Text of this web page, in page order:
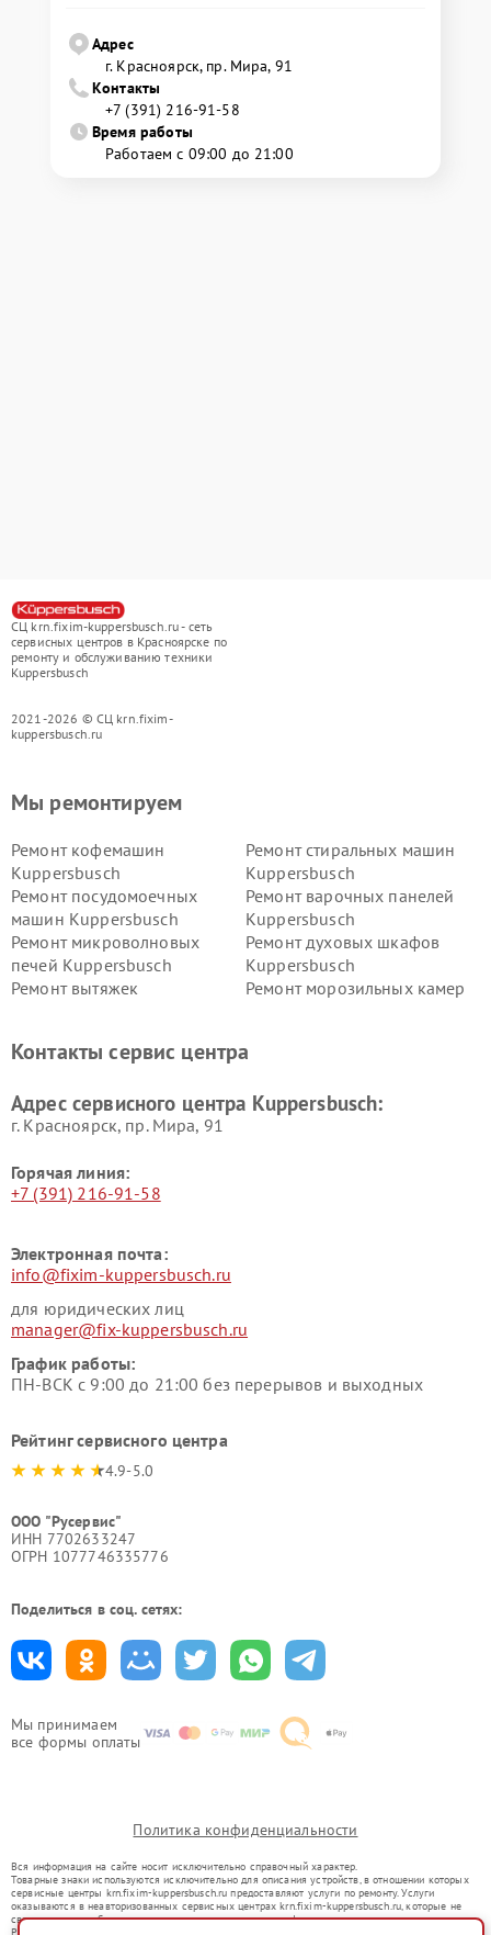
Адрес
г. Красноярск, ​пр. Мира, 91
Контакты
+7 (391) 216-91-58
Время работы
Работаем с 09:00 до 21:00
СЦ krn.fixim-kuppersbusch.ru - сеть
сервисных центров в Красноярске по
ремонту и обслуживанию техники
Kuppersbusch
2021-2026 © СЦ krn.fixim-
kuppersbusch.ru
Мы принимаем
все формы оплаты
Мы ремонтируем
Ремонт кофемашин
Kuppersbusch
Ремонт стиральных машин
Kuppersbusch
Ремонт посудомоечных
машин Kuppersbusch
Ремонт варочных панелей
Kuppersbusch
Ремонт микроволновых
печей Kuppersbusch
Ремонт духовых шкафов
Kuppersbusch
Ремонт вытяжек
Ремонт морозильных камер
Kuppersbusch
вакуумных упаковщиков
Ремонт сушильных машин Kuppersbusch
Контакты сервис центра
Адрес сервисного центра Kuppersbusch:
г. Красноярск, ​пр. Мира, 91
Горячая линия:
+7 (391) 216-91-58
Электронная почта:
info@fixim-kuppersbusch.ru
для юридических лиц
manager@fix-kuppersbusch.ru
График работы:
ПН-ВСК с 9:00 до 21:00 без перерывов и выходных
Рейтинг сервисного центра
4.9-5.0
ООО "Русервис"
ИНН 7702633247
ОГРН 1077746335776
Поделиться в соц. сетях:
Политика конфиденциальности
Вся информация на сайте носит исключительно справочный характер.
Товарные знаки используются исключительно для описания устройств, в отношении которых
сервисные центры krn.fixim-kuppersbusch.ru предоставляют услуги по ремонту. Услуги
оказываются в неавторизованных сервисных центрах krn.fixim-kuppersbusch.ru, которые не
связаны с правообладателями товарных знаков или их официальными представителями.